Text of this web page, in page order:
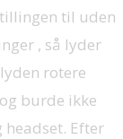
til uden
, så lyder
rotere
burde ikke
Efter